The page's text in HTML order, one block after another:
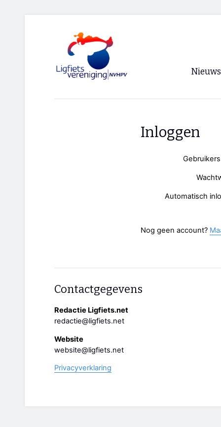
Nieuws
Inloggen
Automatisch
Nog geen account?
Contactgegevens
Redactie Ligfiets.net
redactie@ligfiets.net
Website
website@ligfiets.net
Privacyverklaring